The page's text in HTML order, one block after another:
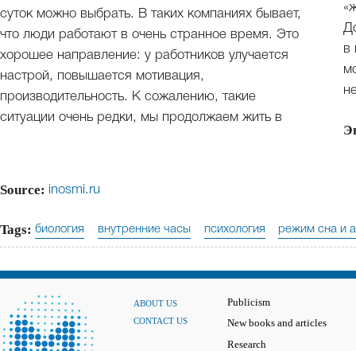
суток можно выбрать. В таких компаниях бывает,
что люди работают в очень странное время. Это
хорошее направление: у работников улучается
настрой, повышается мотивация,
производительность. К сожалению, такие
ситуации очень редки, мы продолжаем жить в
в
Source: inosmi.ru
Tags: биология внутренние часы психология режим сна и
ABOUT US
CONTACT US
Publicism
New books and articles
Research